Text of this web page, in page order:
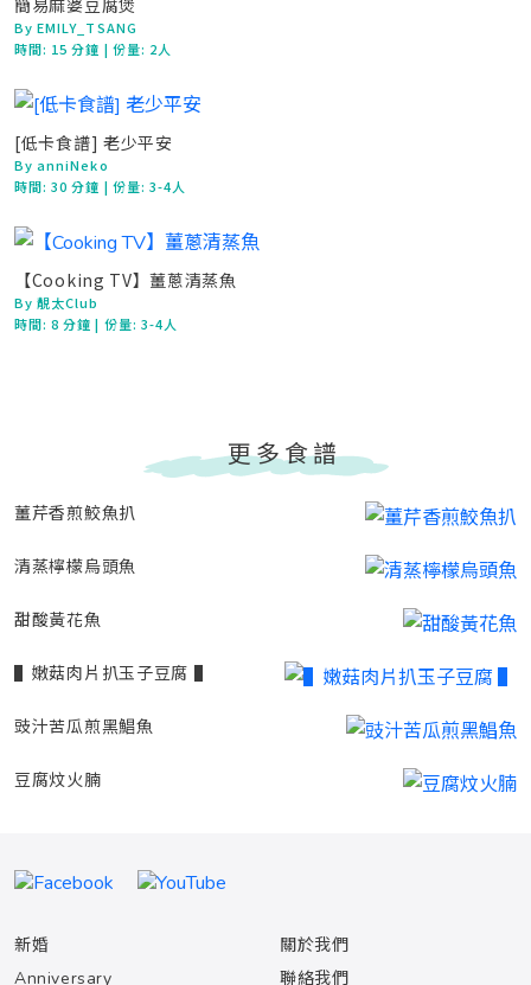
簡易麻婆豆腐煲
By EMILY_TSANG
時間: 15 分鐘 | 份量: 2人
[低卡食譜] 老少平安
By anniNeko
時間:30 分鐘 | 份量: 3-4人
【Cooking TV】薑蔥清蒸魚
By 靚太Club
時間:8 分鐘| 份量: 3-4人
更多食譜
薑芹香煎鮫魚扒
清蒸檸檬烏頭魚
甜酸黃花魚
▌嫩菇肉片扒玉子豆腐 ▌
豉汁苦瓜煎黑鯧魚
豆腐炆火腩
新婚
Anniversary
關於我們
聯絡我們